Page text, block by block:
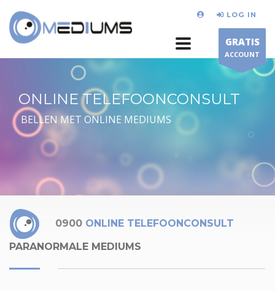
LOG IN
GRATIS
ACCOUNT
ONLINE TELEFOONCONSULT
BELLEN MET ONLINE MEDIUMS
0900 ONLINE TELEFOONCONSULT
PARANORMALE MEDIUMS